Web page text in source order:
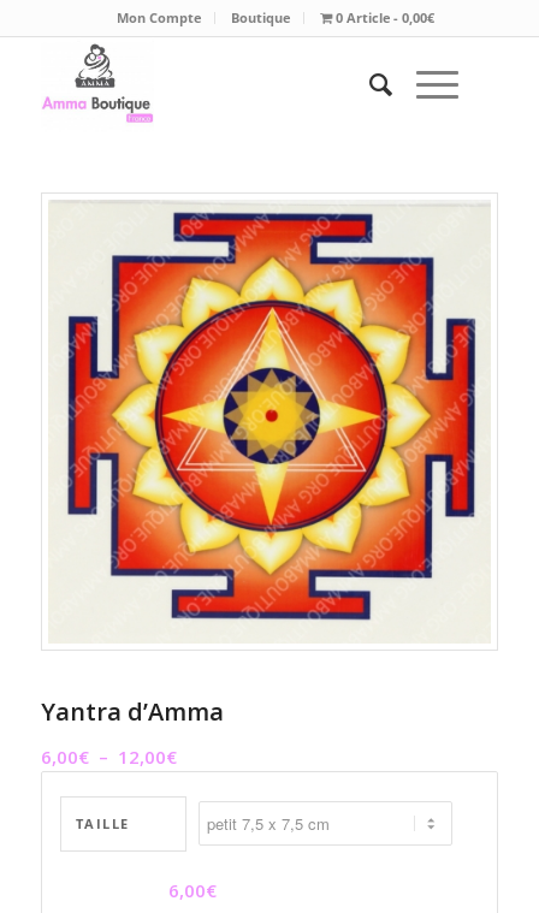
Mon Compte Boutique 0 Article 0,00€
Yantra d’Amma
6,00€ – 12,00€Plage
6,00€
12,00€
TAILLE
6,00€